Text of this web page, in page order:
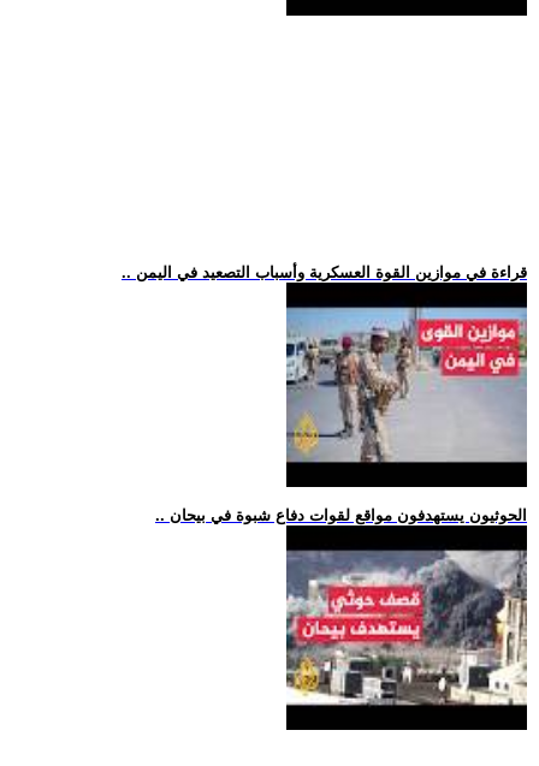
.. قراءة في موازين القوة العسكرية وأسباب التصعيد في اليمن
.. الحوثيون يستهدفون مواقع لقوات دفاع شبوة في بيحان